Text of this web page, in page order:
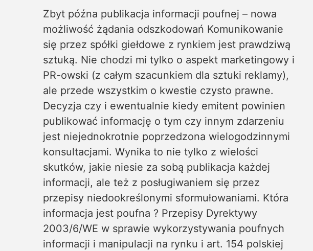
Zbyt późna publikacja informacji poufnej – nowa
możliwość żądania odszkodowań Komunikowanie
się przez spółki giełdowe z rynkiem jest prawdziwą
sztuką. Nie chodzi mi tylko o aspekt marketingowy i
PR-owski (z całym szacunkiem dla sztuki reklamy),
ale przede wszystkim o kwestie czysto prawne.
Decyzja czy i ewentualnie kiedy emitent powinien
publikować informację o tym czy innym zdarzeniu
jest niejednokrotnie poprzedzona wielogodzinnymi
konsultacjami. Wynika to nie tylko z wielości
skutków, jakie niesie za sobą publikacja każdej
informacji, ale też z posługiwaniem się przez
przepisy niedookreślonymi sformułowaniami. Która
informacja jest poufna ? Przepisy Dyrektywy
2003/6/WE w sprawie wykorzystywania poufnych
informacji i manipulacji na rynku i art. 154 polskiej